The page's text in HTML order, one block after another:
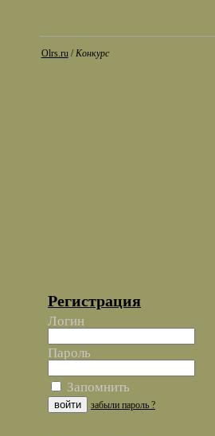
Olrs.ru/Конкурс
Регистрация
Логин
Пароль
Запомнить
забыли пароль ?